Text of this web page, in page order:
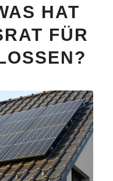
HAT
FÜR